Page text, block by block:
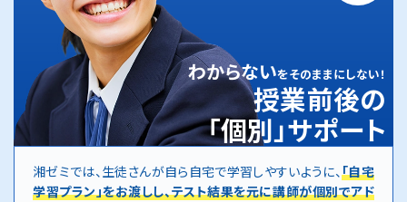
わからないをそのままにしない！
授業前後の
「個別」サポート
湘ゼミでは、生徒さんが自ら自宅で学習しやすいように、「自宅
学習プラン」をお渡しし、テスト結果を元に講師が個別でアド